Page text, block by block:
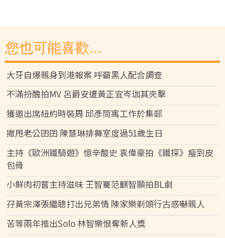
您也可能喜歡...
大牙自爆親身到港報案 呼籲黑人配合調查
不滿扮醜拍MV 呂爵安遭黃正宜岑珈其夾擊
獲邀出席紐約時裝周 邱彥筒寓工作於集郵
撇甩老公囝囝 陳慧琳排舞室度過51歲生日
主持《歐洲鐵騎遊》憶辛酸史 袁偉豪拍《鐵探》瘦到皮
包骨
小鮮肉初嘗主持滋味 王智騫范麒智願拍BL劇
孖黃宗澤張繼聰打出兄弟情 陳家樂剃頭行古惑嚇親人
苦等兩年推出Solo 林智樂恨奪新人獎